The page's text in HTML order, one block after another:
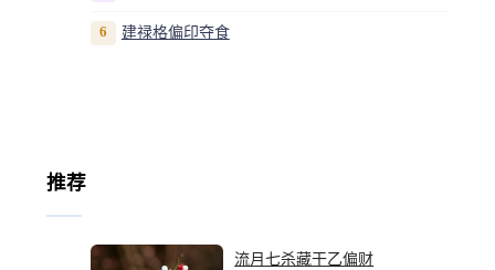
6 建禄格偏印夺食
推荐
流月七杀藏干乙偏财